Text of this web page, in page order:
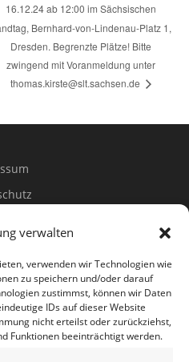
verwalten
verwenden wir Technologien wie
zu speichern und/oder darauf
zustimmst, können wir Daten
IDs auf dieser Website
nicht erteilst oder zurückziehst,
Funktionen beeinträchtigt werden.
16.12.24 ab 12:00 im Sächsischen
Bernhard-von-Lindenau-Platz 1,
Dresden. Begrenzte Plätze! Bitte
zwingend mit Voranmeldung unter
thomas.kirste@slt.sachsen.de
Coswig